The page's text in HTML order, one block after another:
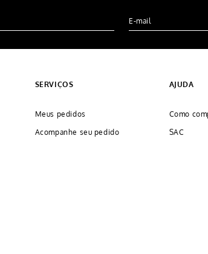
SERVIÇOS
Meus pedidos
Acompanhe seu pedido
AJUDA
Como
SAC